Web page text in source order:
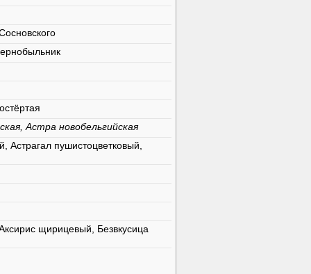
Астра новобельгийская
Астрагал пушистоцветковый,
щирицевый, Безвкусица